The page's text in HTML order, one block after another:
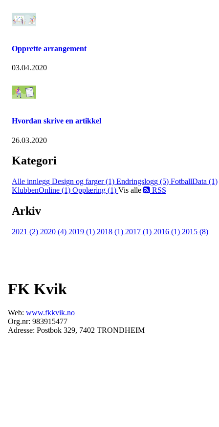
Opprette arrangement
03.04.2020
Hvordan skrive en artikkel
26.03.2020
Kategori
Alle innlegg Design og farger (1) Endringslogg (5) FotballData (1)
KlubbenOnline (1) Opplæring (1) Vis alle RSS
Arkiv
2021 (2) 2020 (4) 2019 (1) 2018 (1) 2017 (1) 2016 (1) 2015 (8)
FK Kvik
Web: www.fkkvik.no
Org.nr: 983915477
Adresse: Postbok 329, 7402 TRONDHEIM